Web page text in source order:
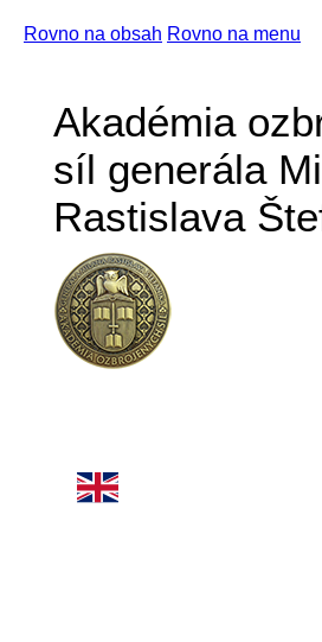
Rovno na obsah Rovno na menu
Akadémia
síl generála
Rastislava